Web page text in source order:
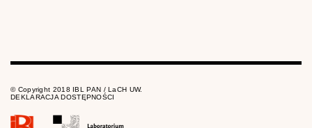
© Copyright 2018 IBL PAN / LaCH UW.
DEKLARACJA DOSTĘPNOŚCI